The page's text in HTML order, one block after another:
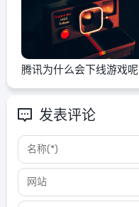
腾讯为什么会下线游戏呢
发表评论